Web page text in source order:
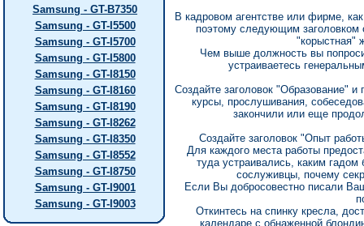
Samsung - GT-B7350
Samsung - GT-I5500
Samsung - GT-I5700
Samsung - GT-I5800
Samsung - GT-I8150
Samsung - GT-I8160
Samsung - GT-I8190
Samsung - GT-I8262
Samsung - GT-I8350
Samsung - GT-I8552
Samsung - GT-I8750
Samsung - GT-I9001
Samsung - GT-I9003
В кадровом агентстве или фирме,
поэтому следующим заголовком
"корыстная"
Чем выше должность вы
устраиваетесь
Создайте заголовок "Образование"
курсы, прослушивания,
закончили или еще
Создайте заголовок "Опыт
Для каждого места работы
туда устраивались, каким
сослуживцы, почему
Если Вы добросовестно писали
Откинтесь на спинку кресла,
календаре с обнаженной